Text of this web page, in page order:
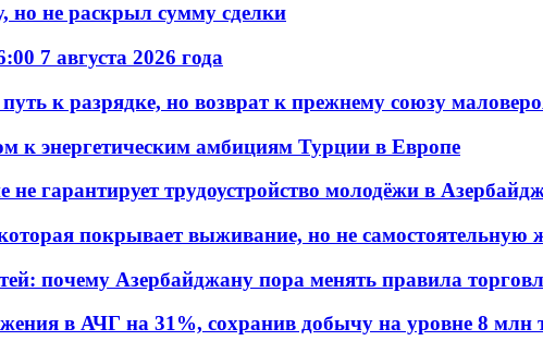
но не раскрыл сумму сделки
7 августа 2026 года
к разрядке, но возврат к прежнему союзу
к энергетическим амбициям Турции в Европе
гарантирует трудоустройство молодёжи в
покрывает выживание, но не самостоятельную
почему Азербайджану пора менять правила
в АЧГ на 31%, сохранив добычу на уровне 8 млн